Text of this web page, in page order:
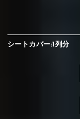
シートカバー:1列分